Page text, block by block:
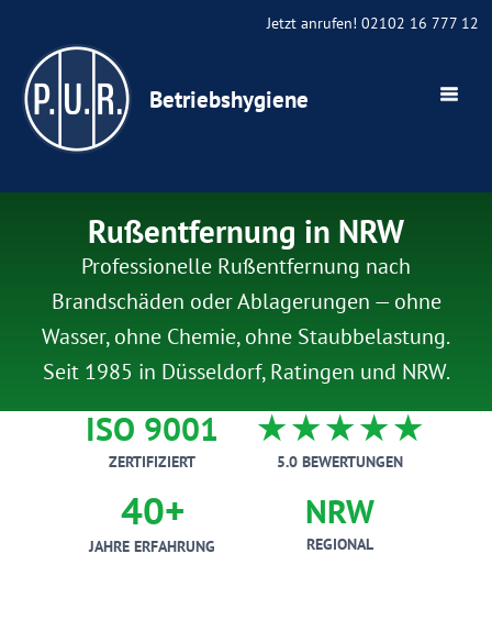
Jetzt anrufen! 02102 16 777 12
Betriebshygiene
Rußentfernung in NRW
Professionelle Rußentfernung nach
Brandschäden oder Ablagerungen — ohne
Wasser, ohne Chemie, ohne Staubbelastung.
Seit 1985 in Düsseldorf, Ratingen und NRW.
ISO 9001
ZERTIFIZIERT
★★★★★
5.0 BEWERTUNGEN
40+
JAHRE ERFAHRUNG
NRW
REGIONAL